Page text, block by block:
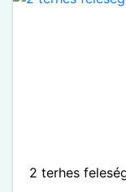
2 terhes